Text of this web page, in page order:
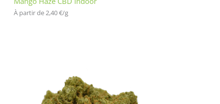
À partir de 2,40€/g